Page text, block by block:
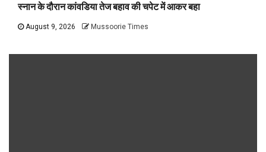
स्नान के दौरान कांवडिया तेज बहाव की चपेट में आकर बहा
August 9, 2026 Mussoorie Times